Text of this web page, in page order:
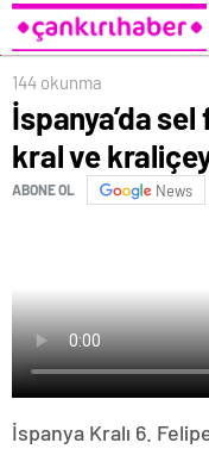
144 okunma
İspanya’da
kral ve
ABONE OL News
İspanya Kralı 6.
geçer